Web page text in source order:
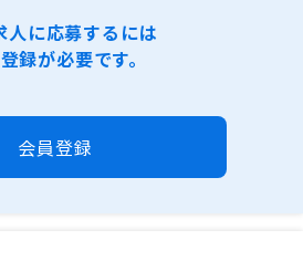
人に応募するには
録が必要です。
会員登録